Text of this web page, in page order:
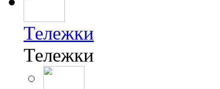
Тележки
Тележки